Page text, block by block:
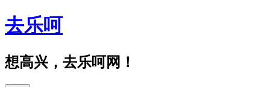
跳
至
文
去乐呵
想高兴，去乐呵网！